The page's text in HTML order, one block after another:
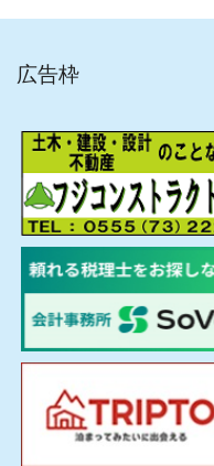
広告枠